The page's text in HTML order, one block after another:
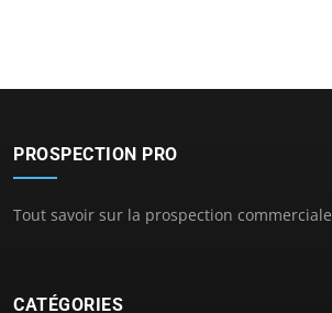
PROSPECTION PRO
Tout savoir sur la prospection commerciale
CATÉGORIES